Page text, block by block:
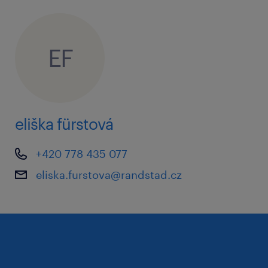
motivační mzda: vážíme si vašich
25 dní dovolené je u nás samozřejmostí
odpočinek
příspěvky na penzijní připojištění
EF
eliška fürstová
+420 778 435 077
eliska.furstova@randstad.cz